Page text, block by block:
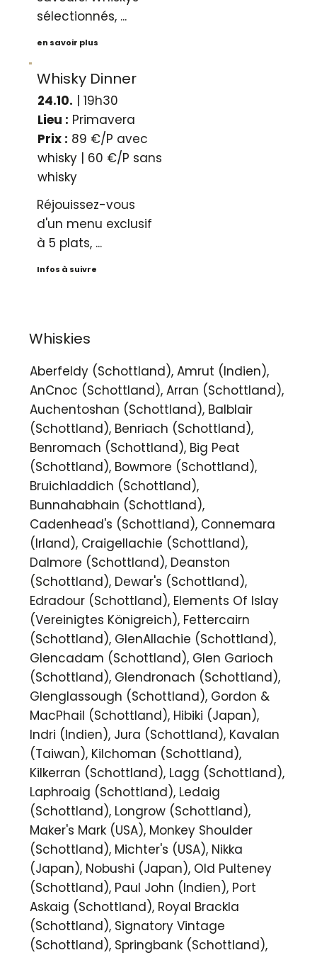
sélectionnés, ...
en savoir plus
Whisky Dinner
24.10. | 19h30
Lieu : Primavera
Prix : 89 €/P avec
whisky | 60 €/P sans
whisky
Réjouissez-vous
d'un menu exclusif
à 5 plats, ...
Infos à suivre
Whiskies
Aberfeldy (Schottland), Amrut (Indien),
AnCnoc (Schottland), Arran (Schottland),
Auchentoshan (Schottland), Balblair
(Schottland), Benriach (Schottland),
Benromach (Schottland), Big Peat
(Schottland), Bowmore (Schottland),
Bruichladdich (Schottland),
Bunnahabhain (Schottland),
Cadenhead's (Schottland), Connemara
(Irland), Craigellachie (Schottland),
Dalmore (Schottland), Deanston
(Schottland), Dewar's (Schottland),
Edradour (Schottland), Elements Of Islay
(Vereinigtes Königreich), Fettercairn
(Schottland), GlenAllachie (Schottland),
Glencadam (Schottland), Glen Garioch
(Schottland), Glendronach (Schottland),
Glenglassough (Schottland), Gordon &
MacPhail (Schottland), Hibiki (Japan),
Indri (Indien), Jura (Schottland), Kavalan
(Taiwan), Kilchoman (Schottland),
Kilkerran (Schottland), Lagg (Schottland),
Laphroaig (Schottland), Ledaig
(Schottland), Longrow (Schottland),
Maker's Mark (USA), Monkey Shoulder
(Schottland), Michter's (USA), Nikka
(Japan), Nobushi (Japan), Old Pulteney
(Schottland), Paul John (Indien), Port
Askaig (Schottland), Royal Brackla
(Schottland), Signatory Vintage
(Schottland), Springbank (Schottland),